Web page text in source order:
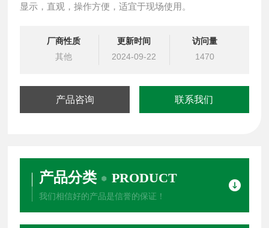
显示，直观，操作方便，适宜于现场使用。
厂商性质
其他
更新时间
2024-09-22
访问量
1470
产品咨询 联系我们
产品分类 PRODUCT
我们相信好的产品是信誉的保证！